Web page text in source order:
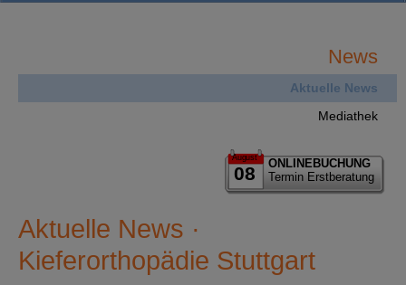
News
Aktuelle News
Mediathek
August
08
ONLINEBUCHUNG
Termin Erstberatung
Aktuelle News ·
Kieferorthopädie Stuttgart